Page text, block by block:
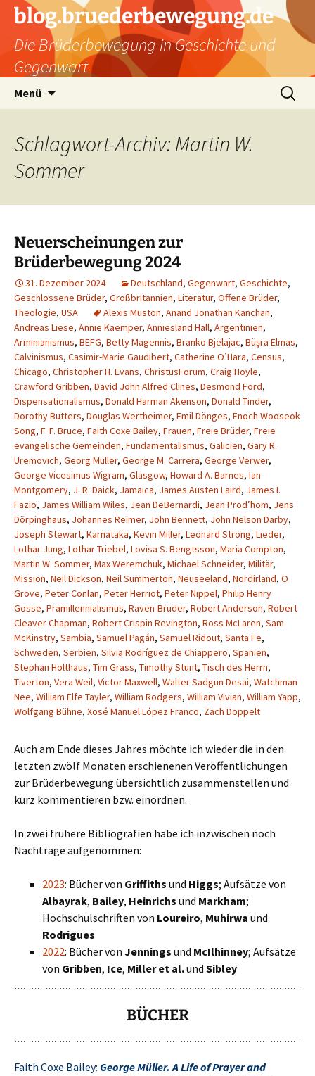
Zum
Inhalt
springen
blog.bruederbewegung.de
Die Brüderbewegung in Geschichte und
Gegenwart
Menü
Suchen
nach:
Schlagwort-Archiv: Martin W.
Sommer
Neuerscheinungen zur
Brüderbewegung 2024
31. Dezember 2024 Deutschland, Gegenwart, Geschichte,
Geschlossene Brüder, Großbritannien, Literatur, Offene Brüder,
Theologie, USA Alexis Muston, Anand Jonathan Kanchan,
Andreas Liese, Annie Kaemper, Anniesland Hall, Argentinien,
Arminianismus, BEFG, Betty Magennis, Branko Bjelajac, Büşra Elmas,
Calvinismus, Casimir-Marie Gaudibert, Catherine O’Hara, Census,
Chicago, Christopher H. Evans, ChristusForum, Craig Hoyle,
Crawford Gribben, David John Alfred Clines, Desmond Ford,
Dispensationalismus, Donald Harman Akenson, Donald Tinder,
Dorothy Butters, Douglas Wertheimer, Emil Dönges, Enoch Wooseok
Song, F. F. Bruce, Faith Coxe Bailey, Frauen, Freie Brüder, Freie
evangelische Gemeinden, Fundamentalismus, Galicien, Gary R.
Uremovich, Georg Müller, George M. Carrera, George Verwer,
George Vicesimus Wigram, Glasgow, Howard A. Barnes, Ian
Montgomery, J. R. Daick, Jamaica, James Austen Laird, James I.
Fazio, James William Wiles, Jean DeBernardi, Jean Prod’hom, Jens
Dörpinghaus, Johannes Reimer, John Bennett, John Nelson Darby,
Joseph Stewart, Karnataka, Kevin Miller, Leonard Strong, Lieder,
Lothar Jung, Lothar Triebel, Lovisa S. Bengtsson, Maria Compton,
Martin W. Sommer, Max Weremchuk, Michael Schneider, Militär,
Mission, Neil Dickson, Neil Summerton, Neuseeland, Nordirland, O
Grove, Peter Conlan, Peter Herriot, Peter Nippel, Philip Henry
Gosse, Prämillennialismus, Raven-Brüder, Robert Anderson, Robert
Cleaver Chapman, Robert Crispin Revington, Ross McLaren, Sam
McKinstry, Sambia, Samuel Pagán, Samuel Ridout, Santa Fe,
Schweden, Serbien, Silvia Rodríguez de Chiappero, Spanien,
Stephan Holthaus, Tim Grass, Timothy Stunt, Tisch des Herrn,
Tiverton, Vera Weil, Victor Maxwell, Walter Sadgun Desai, Watchman
Nee, William Elfe Tayler, William Rodgers, William Vivian, William Yapp,
Wolfgang Bühne, Xosé Manuel López Franco, Zach Doppelt
Auch am Ende dieses Jahres möchte ich wieder die in den
letzten zwölf Monaten erschienenen Veröffentlichungen
zur Brüderbewegung übersichtlich zusammenstellen und
kurz kommentieren bzw. einordnen.
In zwei frühere Bibliografien habe ich inzwischen noch
Nachträge aufgenommen:
2023: Bücher von Griffiths und Higgs; Aufsätze von
Albayrak, Bailey, Heinrichs und Markham;
Hochschulschriften von Loureiro, Muhirwa und
Rodrigues
2022: Bücher von Jennings und McIlhinney; Aufsätze
von Gribben, Ice, Miller et al.und Sibley
BÜCHER
Faith Coxe Bailey: George Müller. A Life of Prayer and